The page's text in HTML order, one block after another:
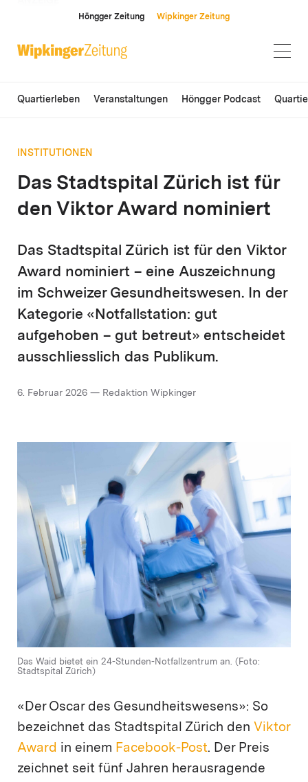
Höngger Zeitung Wipkinger Zeitung
Quartierleben Veranstaltungen Höngger Podcast
INSTITUTIONEN
Das Stadtspital Zürich ist für
den Viktor Award nominiert
Das Stadtspital Zürich ist für den Viktor
Award nominiert – eine Auszeichnung
im Schweizer Gesundheitswesen. In der
Kategorie «Notfallstation: gut
aufgehoben – gut betreut» entscheidet
ausschliesslich das Publikum.
6. Februar 2026 — Redaktion Wipkinger
Das Waid bietet ein 24-Stunden-Notfallzentrum an. (Foto:
Stadtspital Zürich)
«Der Oscar des Gesundheitswesens»: So
bezeichnet das Stadtspital Zürich den Viktor
Award in einem Facebook-Post. Der Preis
zeichnet seit fünf Jahren herausragende